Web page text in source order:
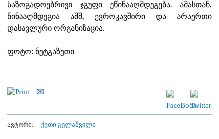
საზოგადოებრივი ჯგუფი ეწინააღმდეგება. ამასთან,
წინააღმდეგია აშშ, ევროკავშირი და არაერთი
დასავლური ორგანიზაცია.
ფოტო: ნეტგაზეთი
ავტორი: ქეთი გელაშვილი